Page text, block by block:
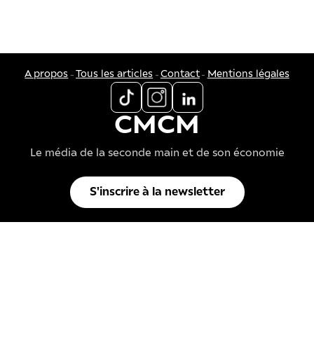
A propos - Tous les articles - Contact - Mentions légales
CMCM
Le média de la seconde main et de son économie
S'inscrire à la newsletter